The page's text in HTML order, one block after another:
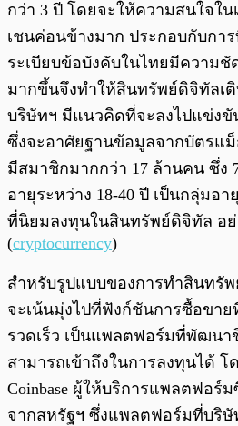
กว่า 3 ปี โดยจะให้ความสนใจใน
เชนค่อนข้างมาก ประกอบกับกา
ระเบียบข้อบังคับในไทยมีความชั
มากขึ้นจึงทำให้สินทรัพย์ดิจิทัลเ
บริษัทฯ มีแนวคิดที่จะลงไปแข่งขั
ซึ่งจะอาศัยฐานข้อมูลจากบัตรแม็
มีสมาชิกมากกว่า 17 ล้านคน ซึ่ง
อายุระหว่าง 18-40 ปี เป็นกลุ่มอ
ที่นิยมลงทุนในสินทรัพย์ดิจิทัล อย่
(cryptocurrency)
สำหรับรูปแบบของการทำสินทรั
จะเน้นมุ่งไปที่ฟังก์ชันการซื้อขาย
รวดเร็ว เป็นแพลตฟอร์มที่พัฒน
สามารถเข้าถึงในการลงทุนได้
Coinbase ผู้ให้บริการแพลตฟอร์
จากสหรัฐฯ ซึ่งแพลตฟอร์มที่บริ